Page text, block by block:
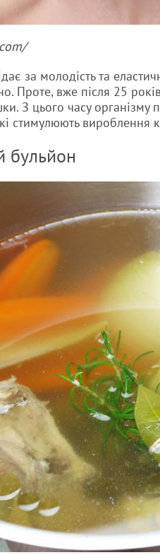
за молодість та
Проте, вже після 25
З цього часу
стимулюють вироблення
бульйон